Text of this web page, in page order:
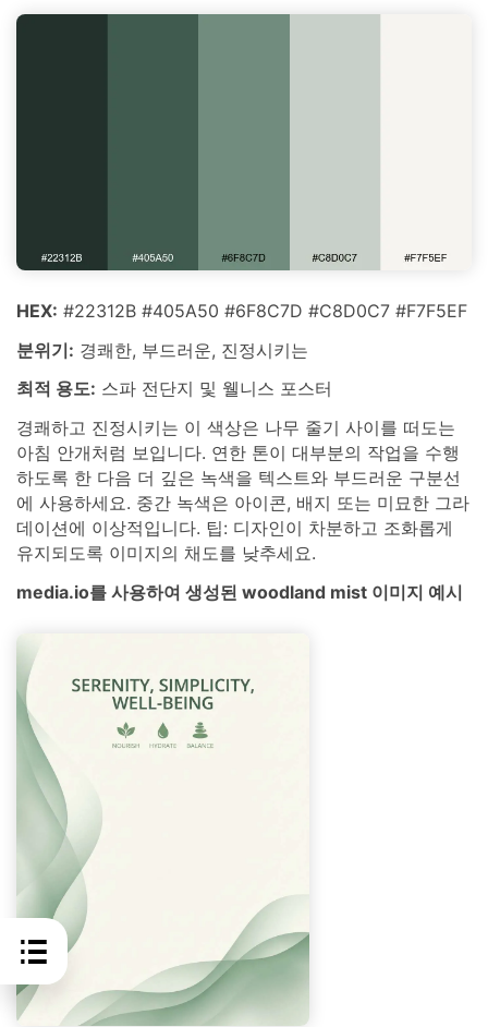
HEX: #22312B #405A50 #6F8C7D #C8D0C7 #F7F5EF
분위기: 경쾌한, 부드러운, 진정시키는
최적 용도: 스파 전단지 및 웰니스 포스터
경쾌하고 진정시키는 이 색상은 나무 줄기 사이를 떠도는
아침 안개처럼 보입니다. 연한 톤이 대부분의 작업을 수행
하도록 한 다음 더 깊은 녹색을 텍스트와 부드러운 구분선
에 사용하세요. 중간 녹색은 아이콘, 배지 또는 미묘한 그라
데이션에 이상적입니다. 팁: 디자인이 차분하고 조화롭게
유지되도록 이미지의 채도를 낮추세요.
media.io를 사용하여 생성된 woodland mist 이미지 예시